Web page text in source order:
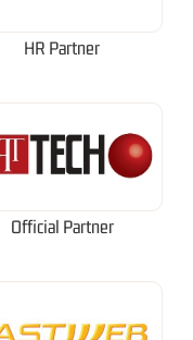
HR Partner
Official Partner